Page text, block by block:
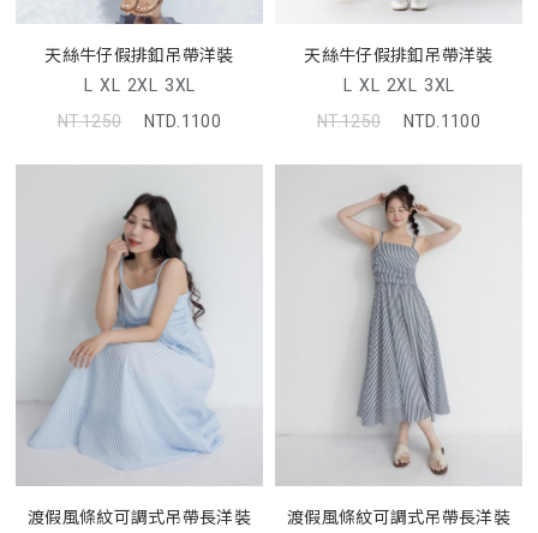
天絲牛仔假排釦吊帶洋裝
L XL 2XL 3XL
NT.1250
NTD.1100
天絲牛仔假排釦吊帶洋裝
L XL 2XL 3XL
NT.1250
NTD.1100
渡假風條紋可調式吊帶長洋裝
渡假風條紋可調式吊帶長洋裝